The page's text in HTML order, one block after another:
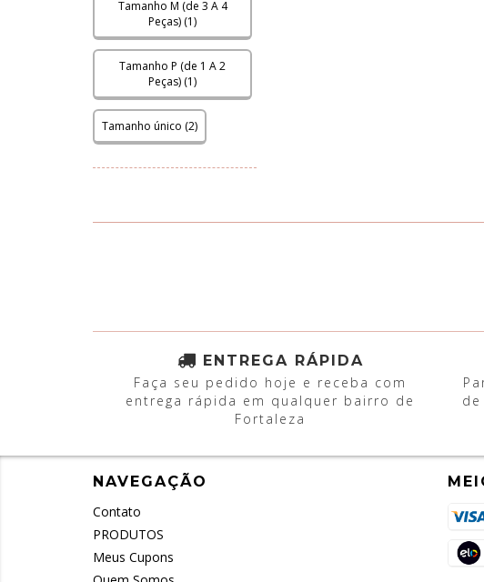
Tamanho M (de 3 A 4
Peças) (1)
Tamanho P (de 1 A 2
Peças) (1)
Tamanho único (2)
ENTREGA RÁPIDA
Faça seu pedido hoje e receba com
entrega rápida em qualquer bairro de
Fortaleza
NAVEGAÇÃO
Contato
PRODUTOS
Meus Cupons